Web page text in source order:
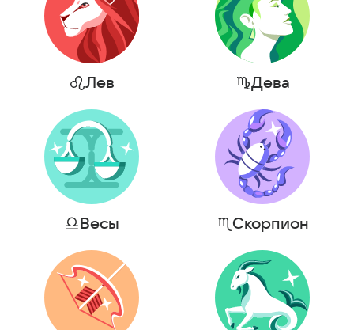
Лев Дева
Весы Скорпион